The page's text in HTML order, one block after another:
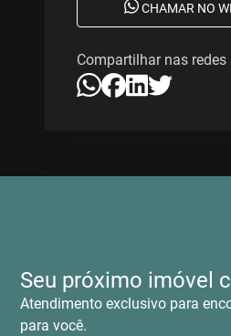
CHAMAR NO
Compartilhar nas
Seu próximo imóvel
Atendimento exclusivo para
para você.